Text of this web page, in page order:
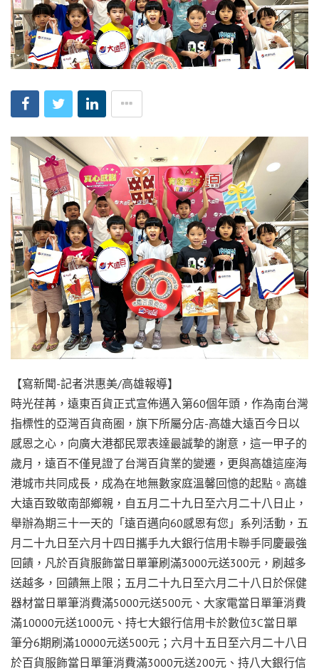
【寫新聞-記者洪惠美/高雄報導】
時光荏苒，遠東百貨正式宣佈邁入第60個年頭，作為南台灣
指標性的亞灣百貨商圈，旗下所屬分店-高雄大遠百今日以
感恩之心，向廣大港都民眾表達最誠摯的謝意，這一甲子的
歲月，遠百不僅見證了台灣百貨業的變遷，更與高雄這座海
港城市共同成長，成為在地無數家庭溫馨回憶的起點。高雄
大遠百致敬南部鄉親，自五月二十九日至六月二十八日止，
舉辦為期三十一天的「遠百邁向60感恩有您」系列活動，五
月二十九日至六月十四日攜手九大銀行信用卡聯手同慶最強
回饋，凡於百貨服飾當日單筆刷滿3000元送300元，刷越多
送越多，回饋無上限；五月二十九日至六月二十八日於保健
器材當日單筆消費滿5000元送500元、大家電當日單筆消費
滿10000元送1000元、持七大銀行信用卡於數位3C當日單
筆分6期刷滿10000元送500元；六月十五日至六月二十八日
於百貨服飾當日單筆消費滿3000元送200元、持八大銀行信